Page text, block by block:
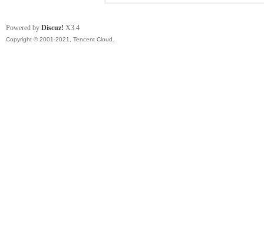
Powered by Discuz! X3.4
Copyright © 2001-2021, Tencent Cloud.